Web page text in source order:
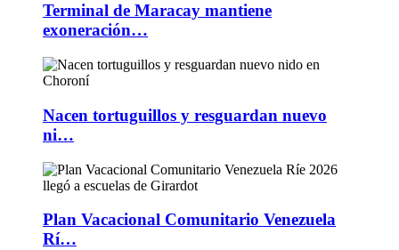
Terminal de Maracay mantiene
exoneración…
Nacen tortuguillos y resguardan nuevo
ni…
Plan Vacacional Comunitario Venezuela
Rí…